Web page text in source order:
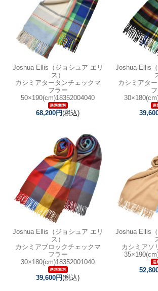
Joshua Ellis（ジョシュア エリ
ス）
カシミアタータンチェックマ
フラー
50×190(cm)18352004040
68,200円(税込)
Joshua Ellis
カシミアタ
Joshua Ellis（ジョシュア エリ
ス）
カシミアブロックチェックマ
フラー
30×180(cm)18352001040
39,600円(税込)
Joshua Ellis
カシミアソ